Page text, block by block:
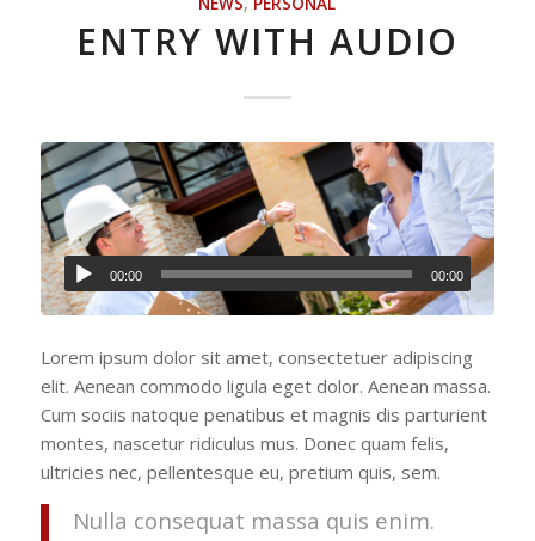
ENTRY WITH AUDIO
00:00 00:00
Lorem ipsum dolor sit amet, consectetuer adipiscing
elit. Aenean commodo ligula eget dolor. Aenean massa.
Cum sociis natoque penatibus et magnis dis parturient
montes, nascetur ridiculus mus. Donec quam felis,
ultricies nec, pellentesque eu, pretium quis, sem.
Nulla consequat massa quis enim.